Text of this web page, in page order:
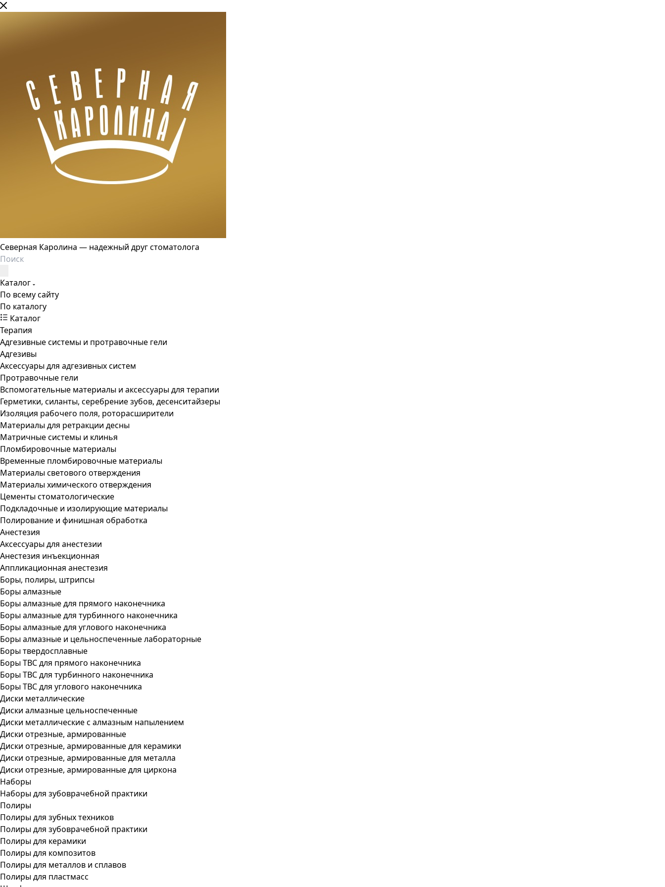
Северная Каролина — надежный друг стоматолога
Каталог
По всему сайту
По каталогу
Каталог
Терапия
Адгезивные системы и протравочные гели
Адгезивы
Аксессуары для адгезивных систем
Протравочные гели
Вспомогательные материалы и аксессуары для терапии
Герметики, силанты, серебрение зубов, десенситайзеры
Изоляция рабочего поля, роторасширители
Материалы для ретракции десны
Матричные системы и клинья
Пломбировочные материалы
Временные пломбировочные материалы
Материалы светового отверждения
Материалы химического отверждения
Цементы стоматологические
Подкладочные и изолирующие материалы
Полирование и финишная обработка
Анестезия
Аксессуары для анестезии
Анестезия инъекционная
Аппликационная анестезия
Боры, полиры, штрипсы
Боры алмазные
Боры алмазные для прямого наконечника
Боры алмазные для турбинного наконечника
Боры алмазные для углового наконечника
Боры алмазные и цельноспеченные лабораторные
Боры твердосплавные
Боры ТВС для прямого наконечника
Боры ТВС для турбинного наконечника
Боры ТВС для углового наконечника
Диски металлические
Диски алмазные цельноспеченные
Диски металлические с алмазным напылением
Диски отрезные, армированные
Диски отрезные, армированные для керамики
Диски отрезные, армированные для металла
Диски отрезные, армированные для циркона
Наборы
Наборы для зубоврачебной практики
Полиры
Полиры для зубных техников
Полиры для зубоврачебной практики
Полиры для керамики
Полиры для композитов
Полиры для металлов и сплавов
Полиры для пластмасс